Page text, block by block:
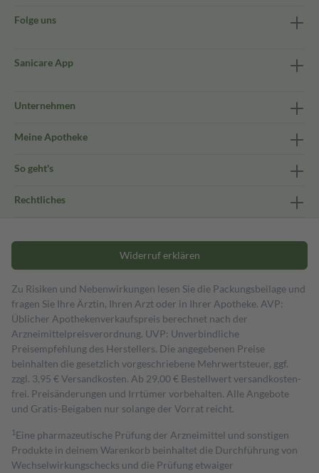
Folge uns
Sanicare App
Unternehmen
Meine Apotheke
So geht's
Rechtliches
Widerruf erklären
Zu Risiken und Nebenwirkungen lesen Sie die Packungsbeilage und
fragen Sie Ihre Ärztin, Ihren Arzt oder in Ihrer Apotheke. AVP:
Üblicher Apothekenverkaufspreis berechnet nach der
Arzneimittelpreisverordnung. UVP: Unverbindliche
Preisempfehlung des Herstellers. Die angegebenen Preise
beinhalten die gesetzlich vorgeschriebene Mehrwertsteuer, ggf.
zzgl. 3,95 € Versandkosten. Ab 29,00 € Bestell­wert versand­kosten­
frei. Preisänderungen und Irrtümer vorbehalten. Alle Angebote
und Gratis-Beigaben nur solange der Vorrat reicht.
1 Eine pharmazeutische Prüfung der Arzneimittel und sonstigen
Produkte in deinem Warenkorb beinhaltet die Durchführung von
Wechselwirkungschecks und die Prüfung etwaiger